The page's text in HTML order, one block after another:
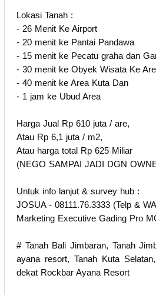
Lokasi Tanah :
- 26 Menit Ke Airport
- 20 menit ke Pantai Pandawa
- 15 menit ke Pecatu graha dan
- 30 menit ke Obyek Wisata Ke
- 40 menit ke Area Kuta Dan
- 1 jam ke Ubud Area
Harga Jual Rp 610 juta / are,
Atau Rp 6,1 juta / m2,
Atau harga total Rp 625 Miliar
(NEGO SAMPAI JADI DGN
Untuk info lanjut & survey hub :
JOSUA - 08111.76.3333 (Telp &
Marketing Executive Gading Pro
# Tanah Bali Jimbaran, Tanah
ayana resort, Tanah Kuta
dekat Rockbar Ayana Resort